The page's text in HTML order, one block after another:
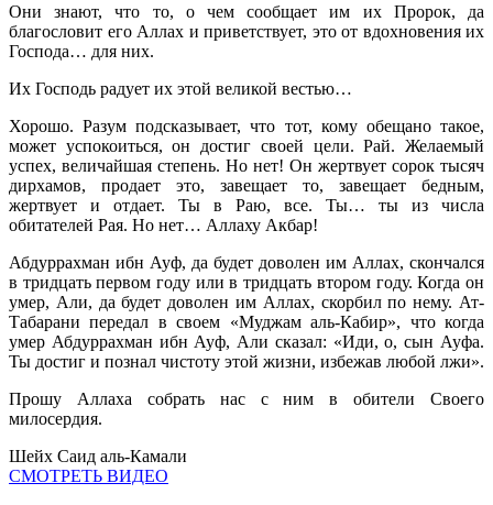
Они знают, что то, о чем сообщает им их Пророк, да
благословит его Аллах и приветствует, это от вдохновения их
Господа… для них.
Их Господь радует их этой великой вестью…
Хорошо. Разум подсказывает, что тот, кому обещано такое,
может успокоиться, он достиг своей цели. Рай. Желаемый
успех, величайшая степень. Но нет! Он жертвует сорок тысяч
дирхамов, продает это, завещает то, завещает бедным,
жертвует и отдает. Ты в Раю, все. Ты… ты из числа
обитателей Рая. Но нет… Аллаху Акбар!
Абдуррахман ибн Ауф, да будет доволен им Аллах, скончался
в тридцать первом году или в тридцать втором году. Когда он
умер, Али, да будет доволен им Аллах, скорбил по нему. Ат-
Табарани передал в своем «Муджам аль-Кабир», что когда
умер Абдуррахман ибн Ауф, Али сказал: «Иди, о, сын Ауфа.
Ты достиг и познал чистоту этой жизни, избежав любой лжи».
Прошу Аллаха собрать нас с ним в обители Своего
милосердия.
Шейх Саид аль-Камали
СМОТРЕТЬ ВИДЕО